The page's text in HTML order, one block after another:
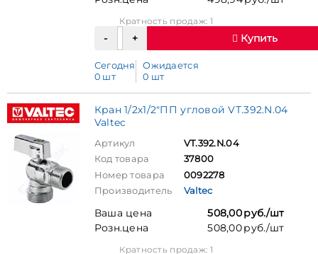
Кратность продаж: 1
Купить
Сегодня
0 шт
Ожидается
0 шт
Кран 1/2х1/2"ПП угловой VT.392.N.04
Valtec
Артикул
VT.392.N.04
Код товара
37800
Номер товара
0092278
Производитель
Valtec
Ваша цена
508,00 руб./шт
Розн.цена
508,00 руб./шт
Кратность продаж: 1